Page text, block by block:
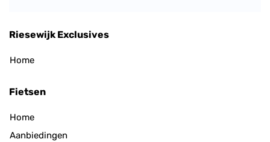
Riesewijk Exclusives
Home
Fietsen
Home
Aanbiedingen